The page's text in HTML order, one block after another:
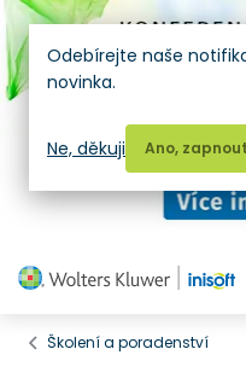
Školení a poradenství
Odebírejte naše
novinka.
Ano, zapnout
Ne, děkuji